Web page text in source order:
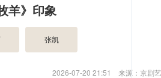
羊》印象
张凯
2026-07-20 21:51 来源：京剧